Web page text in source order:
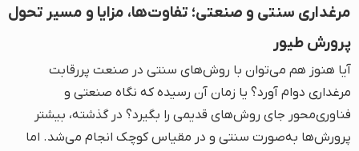
مرغداری سنتی و صنعتی؛ تفاوت‌ها، مزایا و مسیر تحول
پرورش طیور
آیا هنوز هم می‌توان با روش‌های سنتی در صنعت پررقابت
مرغداری دوام آورد؟ یا زمان آن رسیده که نگاه صنعتی و
فناوری‌محور جای روش‌های قدیمی را بگیرد؟ در گذشته، بیشتر
پرورش‌ها به‌صورت سنتی و در مقیاس کوچک انجام می‌شد. اما